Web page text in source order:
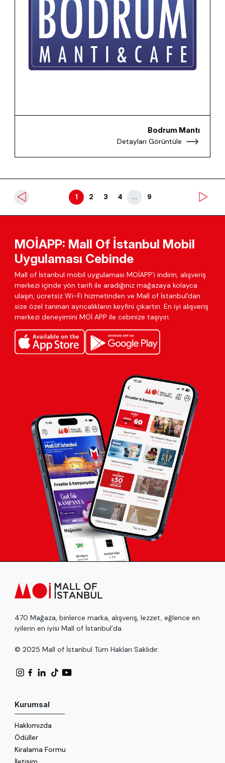
Bodrum Mantı
Detayları Görüntüle
1 2 3 4 ... 9
MOİAPP: Mall Of İstanbul Mobil
Uygulaması Cebinde
Mall of İstanbul mobil uygulaması MOİAPP’i indirin, alışveriş
merkezi içinde yön tarifi ile aradığınız mağazaya kolayca
ulaşın, ücretsiz Wi-Fi hizmetinden ve Mall of İstanbul'dan
size özel tanınan ayrıcalıkların keyfini çıkartın. En iyi alışveriş
merkezi deneyimini MOİ APP ile cebinize taşıyın.
470 Mağaza, binlerce marka, alışveriş, lezzet, eğlence en
iyilerin en iyisi Mall of İstanbul’da.
© 2025 Mall of İstanbul Tüm Hakları Saklıdır.
Kurumsal
Hakkımızda
Ödüller
Kiralama Formu